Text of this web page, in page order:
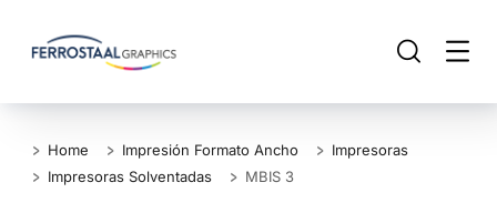
Home Impresión Formato Ancho
Impresoras
Impresoras Solventadas
MBIS 3